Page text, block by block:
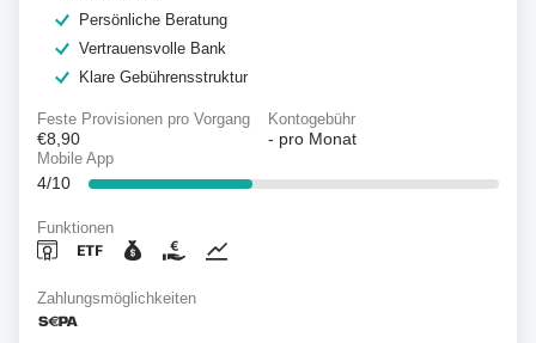
Persönliche Beratung
Vertrauensvolle Bank
Klare Gebührensstruktur
Feste Provisionen pro Vorgang
€8,90
Kontogebühr
- pro Monat
Mobile App
4/10
Funktionen
Zahlungsmöglichkeiten